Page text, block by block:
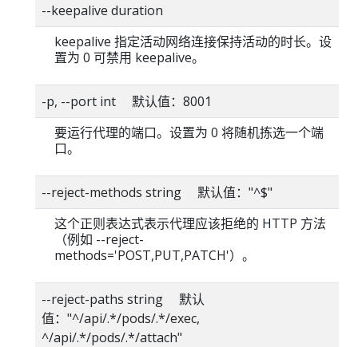
--keepalive duration
keepalive 指定活动网络连接保持活动的时长。设
置为 0 可禁用 keepalive。
-p, --port int 默认值：8001
要运行代理的端口。设置为 0 将随机拣选一个端
口。
--reject-methods string 默认值："^$"
这个正则表达式表示代理应该拒绝的 HTTP 方法
（例如 --reject-
methods='POST,PUT,PATCH'）。
--reject-paths string 默认
值："^/api/.*/pods/.*/exec,
^/api/.*/pods/.*/attach"